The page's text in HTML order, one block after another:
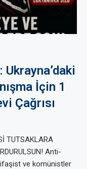
İçin 1
Çağrısı
TUTSAKLARA
Anti-
ve komünistler